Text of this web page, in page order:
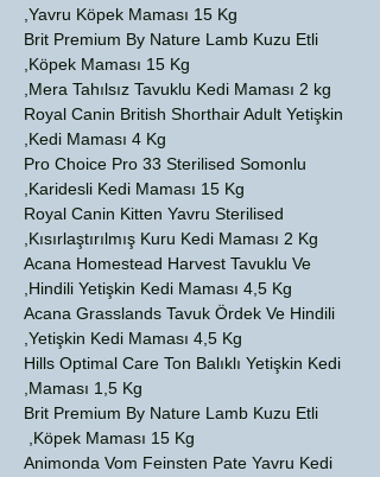
Yavru Köpek Maması 15 Kg,
Brit Premium By Nature Lamb Kuzu Etli
Köpek Maması 15 Kg,
Mera Tahılsız Tavuklu Kedi Maması 2 kg,
Royal Canin British Shorthair Adult Yetişkin
Kedi Maması 4 Kg,
Pro Choice Pro 33 Sterilised Somonlu
Karidesli Kedi Maması 15 Kg,
Royal Canin Kitten Yavru Sterilised
Kısırlaştırılmış Kuru Kedi Maması 2 Kg,
Acana Homestead Harvest Tavuklu Ve
Hindili Yetişkin Kedi Maması 4,5 Kg,
Acana Grasslands Tavuk Ördek Ve Hindili
Yetişkin Kedi Maması 4,5 Kg,
Hills Optimal Care Ton Balıklı Yetişkin Kedi
Maması 1,5 Kg,
Brit Premium By Nature Lamb Kuzu Etli
Köpek Maması 15 Kg,
Animonda Vom Feinsten Pate Yavru Kedi